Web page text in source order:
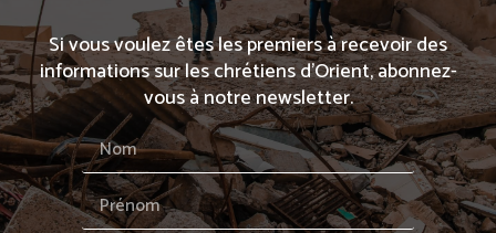
Si vous voulez êtes les premiers à recevoir des
informations sur les chrétiens d’Orient, abonnez-
vous à notre newsletter.